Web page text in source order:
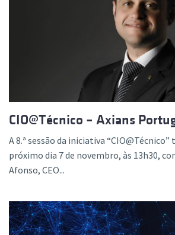
CIO@Técnico – Axians
A 8.ª sessão da iniciativa
próximo dia 7 de novembro, às 13h30,
Afonso, CEO...